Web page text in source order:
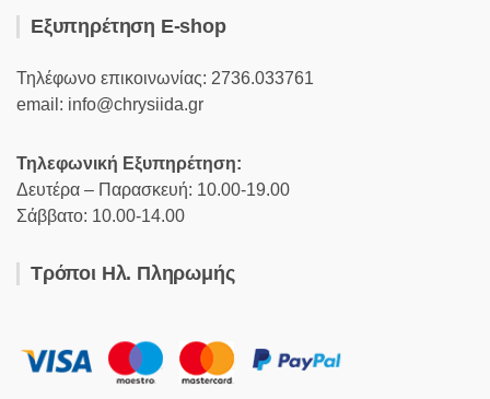
Εξυπηρέτηση E-shop
Τηλέφωνο επικοινωνίας: 2736.033761
email: info@chrysiida.gr
Τηλεφωνική Εξυπηρέτηση:
Δευτέρα – Παρασκευή: 10.00-19.00
Σάββατο: 10.00-14.00
Τρόποι Ηλ. Πληρωμής